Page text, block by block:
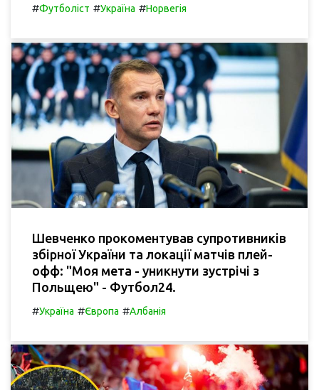
#Футболіст #Україна #Норвегія
Шевченко прокоментував супротивників
збірної України та локації матчів плей-
офф: "Моя мета - уникнути зустрічі з
Польщею" - Футбол24.
#Україна #Європа #Албанія